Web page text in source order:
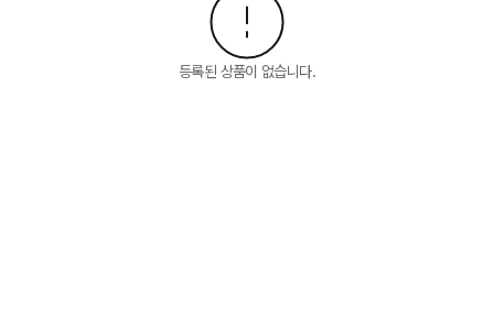
등록된 상품이 없습니다.